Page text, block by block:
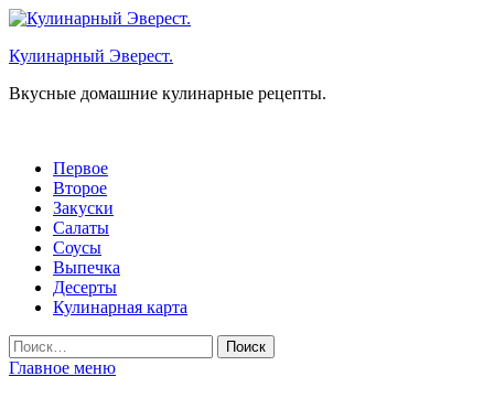
Перейти
содержимому
Кулинарный Эверест.
Вкусные домашние кулинарные рецепты.
Первое
Второе
Закуски
Салаты
Соусы
Выпечка
Десерты
Кулинарная карта
Найти:
Главное меню